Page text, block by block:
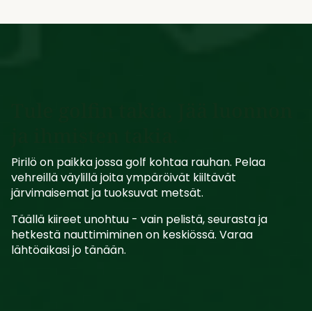
Pirilö on paikka jossa golf kohtaa rauhan. Pelaa
vehreillä väylillä joita ympäröivät kiiltävät
järvimaisemat ja tuoksuvat metsät.
Täällä kiireet unohtuu - vain pelistä, seurasta ja
hetkestä nauttimiminen on keskiössä. Varaa
lähtöaikasi jo tänään.